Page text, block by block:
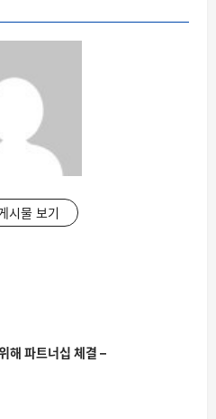
시물 보기
해 파트너십 체결 –